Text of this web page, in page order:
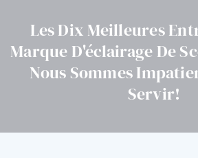
Les Dix Meilleures
Marque D'éclairage De
Nous Sommes
Servir!